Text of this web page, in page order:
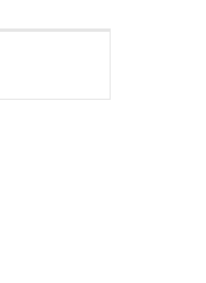
skin